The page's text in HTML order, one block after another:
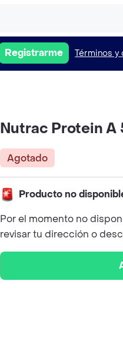
Registrarme Términos
Nutrac Protein A
Agotado
Producto no
Por el momento no
revisar tu dirección o